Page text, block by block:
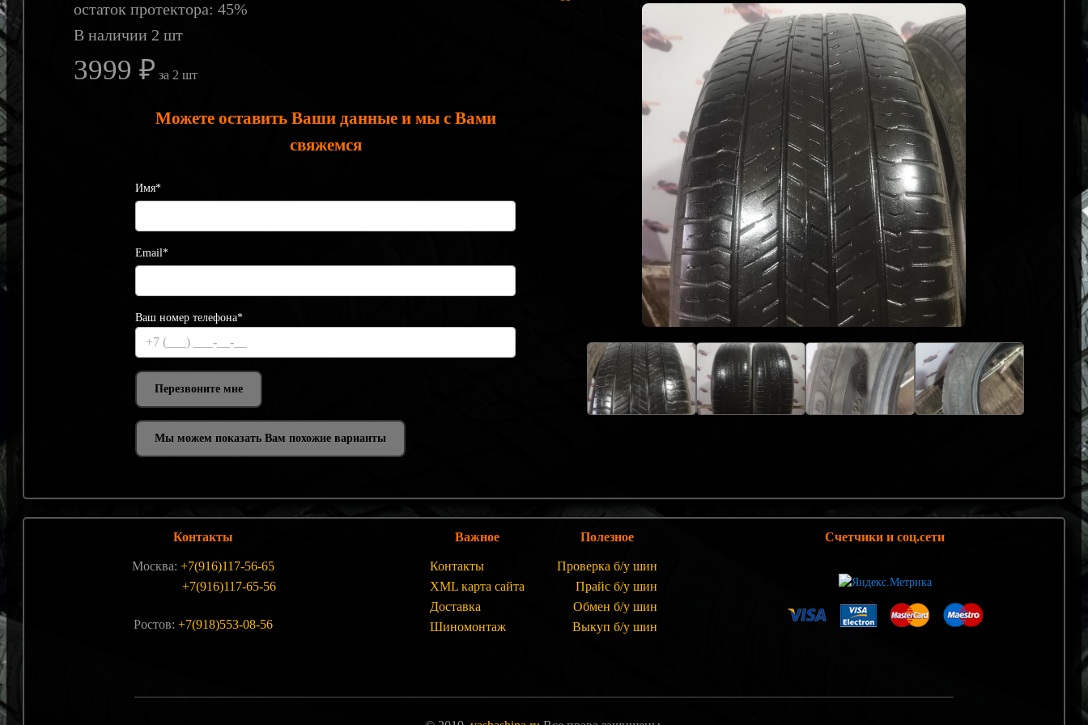
остаток протектора: 45%
В наличии 2 шт
3999 ₽ за 2 шт
Можете оставить Ваши данные и мы с Вами
свяжемся
Имя*
Email*
Ваш номер телефона*
Мы можем показать Вам похожие варианты
Контакты
Москва: +7(916)117-56-65
+7(916)117-65-56
Ростов: +7(918)553-08-56
Важное
Контакты
XML карта сайта
Доставка
Шиномонтаж
Полезное
Проверка б/у шин
Прайс б/у шин
Обмен б/у шин
Выкуп б/у шин
Счетчики и соц.сети